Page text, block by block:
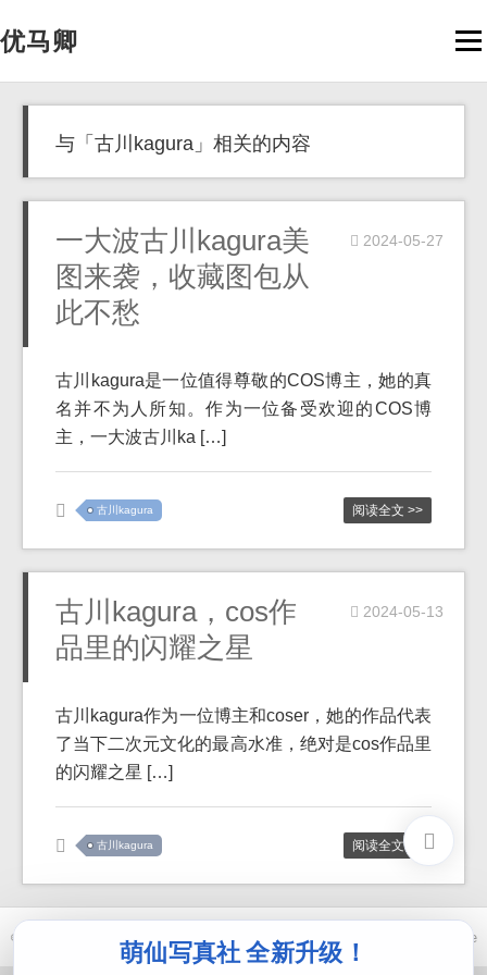
优马卿
与「古川kagura」相关的内容
一大波古川kagura美
图来袭，收藏图包从
此不愁
2024-05-27
古川kagura是一位值得尊敬的COS博主，她的真
名并不为人所知。作为一位备受欢迎的COS博
主，一大波古川ka […]
古川kagura 阅读全文 >>
古川kagura，cos作
品里的闪耀之星
2024-05-13
古川kagura作为一位博主和coser，她的作品代表
了当下二次元文化的最高水准，绝对是cos作品里
的闪耀之星 […]
古川kagura 阅读全文 >>
萌仙写真社 全新升级！
© 2021-2026 优马卿 | ICP备案 XXX 号 | Themeckvearm by ttcrivpe